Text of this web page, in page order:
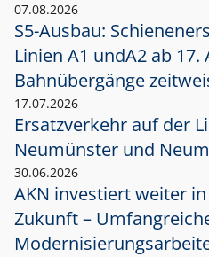
07.08.2026
S5-Ausbau:
Linien A1 undA2 ab 17.
Bahnübergänge
17.07.2026
Ersatzverkehr auf der
Neumünster und
30.06.2026
AKN investiert weiter
Zukunft –